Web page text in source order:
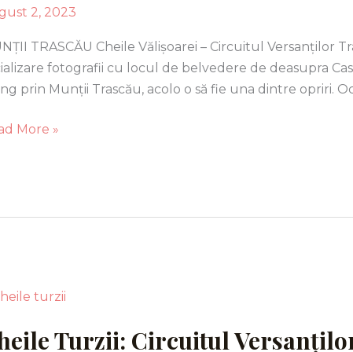
2, 2023
TRASCĂU Cheile Vălișoarei – Circuitul
fotografii cu locul de belvedere de deasupra
prin Munții Trascău, acolo o să fie una dintre opriri.
More »
Turzii: Circuitul